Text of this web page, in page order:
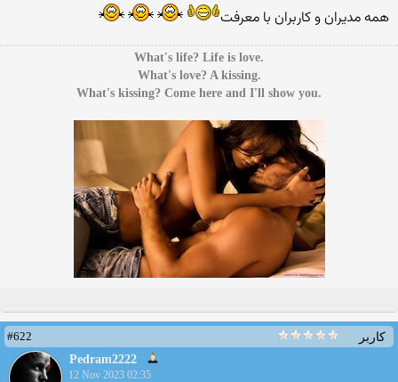
همه مدیران و کاربران با معرفت
.What's life? Life is love
.What's love? A kissing
.What's kissing? Come here and I'll show you
کاربر
#622
Pedram2222
12 Nov 2023 02:35